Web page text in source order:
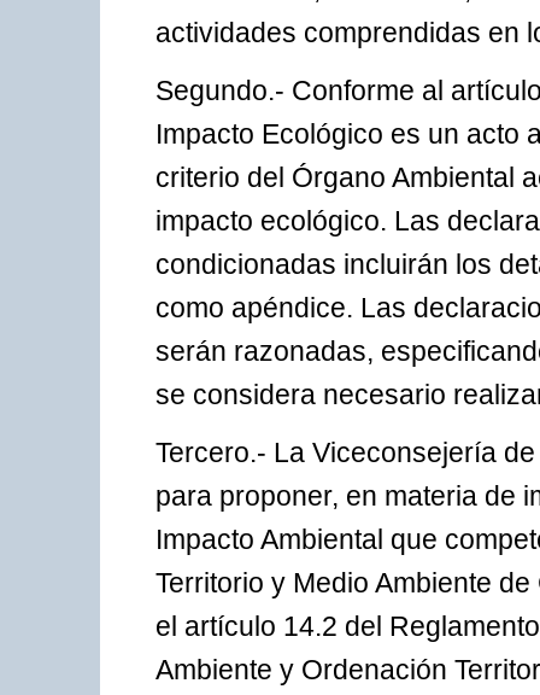
actividades comprendidas en
Segundo.- Conforme al
Impacto Ecológico es un acto
criterio del Órgano Ambiental
impacto ecológico. Las
condicionadas incluirán los
como apéndice. Las
serán razonadas,
se considera necesario
Tercero.- La Viceconsejería
para proponer, en materia de
Impacto Ambiental que
Territorio y Medio Ambiente
el artículo 14.2 del
Ambiente y Ordenación